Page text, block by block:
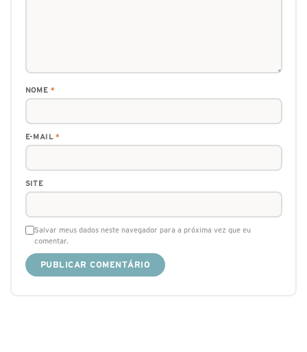
NOME *
E-MAIL*
SITE
Salvar meus dados neste navegador para a próxima vez que eu
comentar.